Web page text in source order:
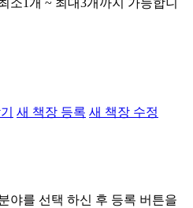
새 책장 등록 새 책장 수정
야를 선택 하신 후 등록 버튼을